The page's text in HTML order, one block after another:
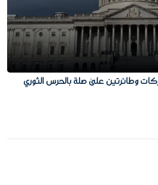
وطائرتين على صلة بالحرس الثوري